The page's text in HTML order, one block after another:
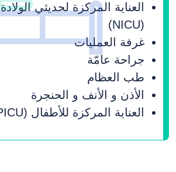
العنایة المرکزة لحدیثي الولادة
(NICU)
غرفة العملیات
جراحة عامّة
طب العظام
الأذن و الأنف و الحنجرة
العنایة المرکزة للأطفال (PICU)